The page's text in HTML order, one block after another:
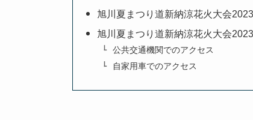
旭川夏まつり道新納涼花火大会
旭川夏まつり道新納涼花火大会
公共交通機関でのアクセス
自家用車でのアクセス